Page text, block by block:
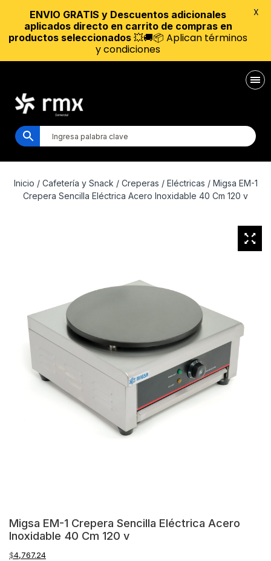
Inicio / Cafetería y Snack / Creperas / Eléctricas / Migsa EM-1
Crepera Sencilla Eléctrica Acero Inoxidable 40 Cm 120 v
Migsa EM-1 Crepera Sencilla Eléctrica Acero
Inoxidable 40 Cm 120 v
$4,767.24
ENVIO GRATIS y Descuentos adicionales
aplicados directo en carrito de compras en
productos seleccionados 💥🚚📦 Aplican términos
y condiciones
X